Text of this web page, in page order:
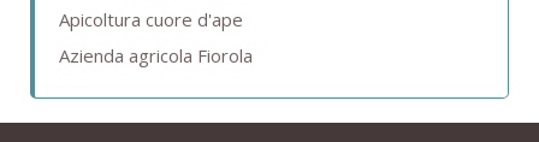
Apicoltura cuore d'ape
Azienda agricola Fiorola